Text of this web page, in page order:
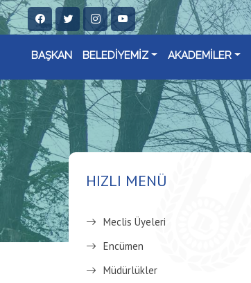
BAŞKAN BELEDİYEMİZ AKADEMİLER
HIZLI MENÜ
Meclis Üyeleri
Encümen
Müdürlükler